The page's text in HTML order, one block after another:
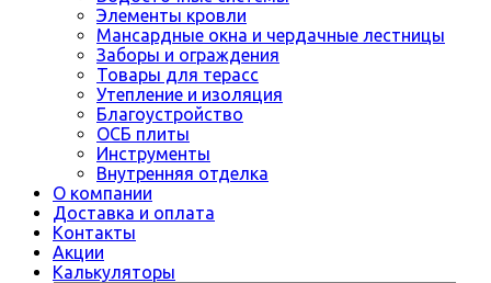
Элементы кровли
Мансардные окна и чердачные лестницы
Заборы и ограждения
Товары для терасс
Утепление и изоляция
Благоустройство
ОСБ плиты
Инструменты
Внутренняя отделка
О компании
Доставка и оплата
Контакты
Акции
Калькуляторы